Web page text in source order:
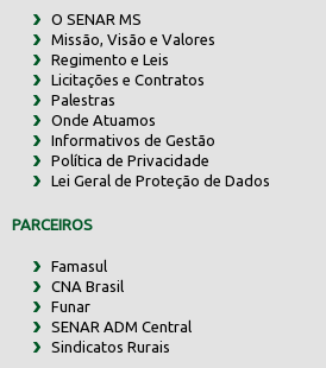
O SENAR MS
Missão, Visão e Valores
Regimento e Leis
Licitações e Contratos
Palestras
Onde Atuamos
Informativos de Gestão
Política de Privacidade
Lei Geral de Proteção de Dados
PARCEIROS
Famasul
CNA Brasil
Funar
SENAR ADM Central
Sindicatos Rurais